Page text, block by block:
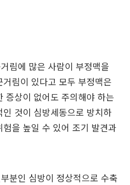
림에 많은 사람이 부정맥을
림이 있다고 모두 부정맥은
증상이 없어도 주의해야 하는
것이 심방세동으로 방치하
을 높일 수 있어 조기 발견과
분인 심방이 정상적으로 수축